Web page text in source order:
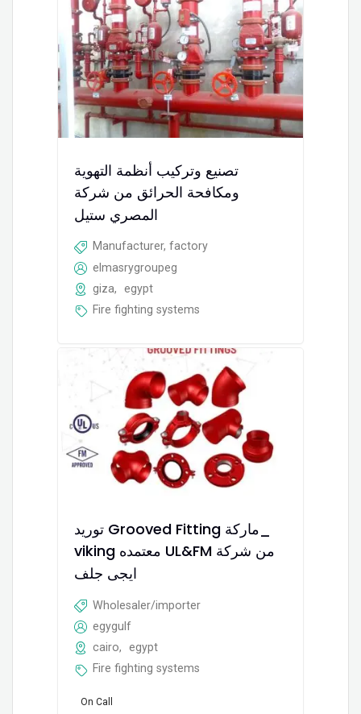
تصنيع وتركيب أنظمة التهوية
ومكافحة الحرائق من شركة
المصري ستيل
Manufacturer, factory
elmasrygroupeg
giza,
egypt
Fire fighting systems
توريد Grooved Fitting ماركة_
viking معتمده UL&FM من شركة
ايجى جلف
Wholesaler/importer
egygulf
cairo,
egypt
Fire fighting systems
On Call